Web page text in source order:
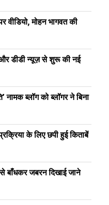
वीडियो, मोहन भागवत की
और डीडी न्यूज़ से शुरू की नई
नामक ब्लॉग को ब्लॉगर ने बिना
के लिए छपी हुई किताबें
से बाँधकर जबरन दिखाई जाने